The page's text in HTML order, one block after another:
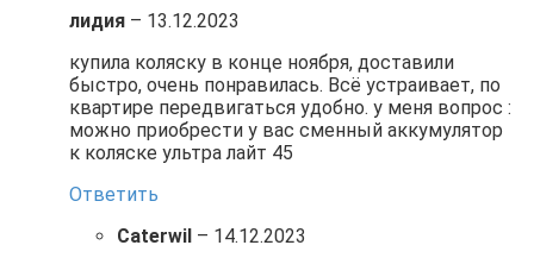
лидия – 13.12.2023
купила коляску в конце ноября, доставили
быстро, очень понравилась. Всё устраивает, по
квартире передвигаться удобно. у меня вопрос :
можно приобрести у вас сменный аккумулятор
к коляске ультра лайт 45
Ответить
Caterwil – 14.12.2023